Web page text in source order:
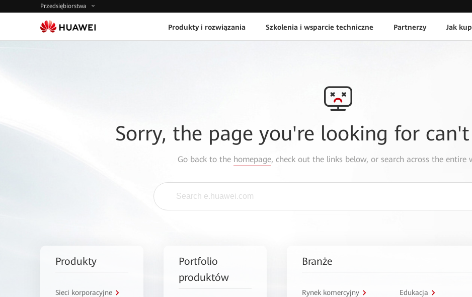
Przedsiębiorstwa
Produkty i rozwiązania Szkolenia i wsparcie techniczne Partnerzy Jak
Sorry, the page you're looking for
Go back to the homepage, check out the links below, or search across the entire
Produkty
Sieci korporacyjne
Portfolio
produktów
Branże
Rynek komercyjny Edukacja